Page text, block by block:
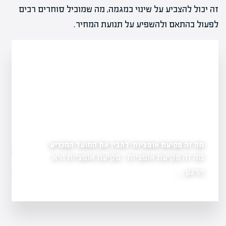
זה יכול להצביע על שינוי במגמה, מה שמוביל סוחרים רבים
לפעול בהתאם ולהשפיע על תנועת המחיר.
המהווה
מה זה פקיעת אופציות: להבין את המועד המכריע
מה זה פקיעת אופציות - פקיעת אופציות היא
מה זה אופציות בשוק